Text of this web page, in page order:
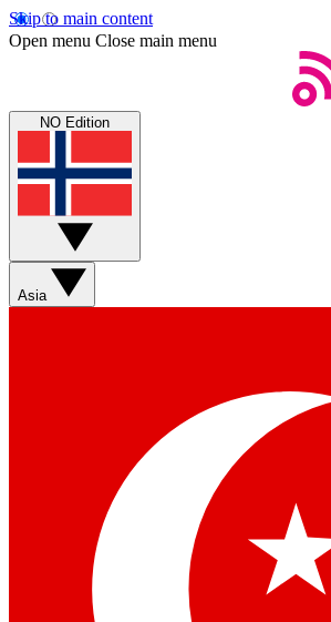
Skip to main content
Open menu Close main menu
NO Edition
Asia